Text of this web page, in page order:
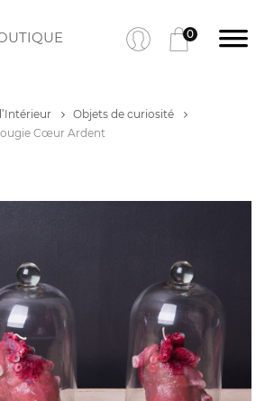
0
Objets de curiosité
Cœur Ardent